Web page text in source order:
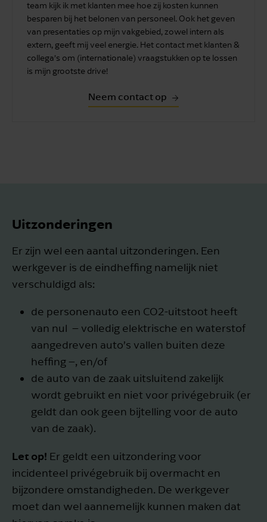
team kijk ik met klanten mee hoe zij kosten kunnen
besparen bij het belonen van personeel. Ook het geven
van presentaties op mijn vakgebied, zowel intern als
extern, geeft mij veel energie. Het contact met klanten &
collega’s om (internationale) vraagstukken op te lossen
is mijn grootste drive!
Neem contact op
Uitzonderingen
Er zijn wel een aantal uitzonderingen. Een
werkgever is de eindheffing namelijk niet
verschuldigd als:
de personenauto een CO2-uitstoot heeft
van nul – volledig elektrische en waterstof
aangedreven auto’s vallen buiten deze
heffing –, en/of
de auto van de zaak uitsluitend zakelijk
wordt gebruikt en niet voor privégebruik (er
geldt dan ook geen bijtelling voor de auto
van de zaak).
Let op! Er geldt een uitzondering voor
incidenteel privégebruik bij overmacht en
bijzondere omstandigheden. De werkgever
moet dan wel aannemelijk kunnen maken dat